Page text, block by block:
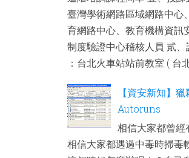
臺灣學術網路區域網路中心
育網路中心、教育機構資訊
制度驗證中心稽核人員 貳
：台北火車站站前教室 ( 台
【資安新知】
Autoruns
相信大家都曾
相信大家都遇過中毒時掃毒